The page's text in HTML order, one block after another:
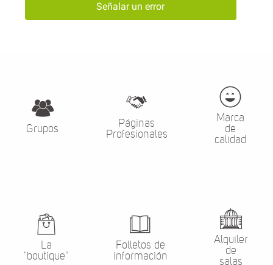
Señalar un error
Grupos
Páginas
Profesionales
Marca
de
calidad
La
"boutique"
Folletos de
información
Alquiler
de
salas